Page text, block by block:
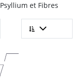
Psyllium et Fibres